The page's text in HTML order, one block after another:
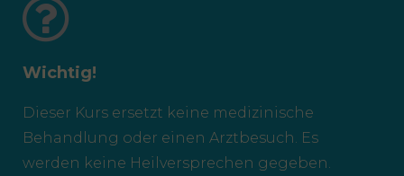
Wichtig!
Dieser Kurs ersetzt keine medizinische
Behandlung oder einen Arztbesuch. Es
werden keine Heilversprechen gegeben.